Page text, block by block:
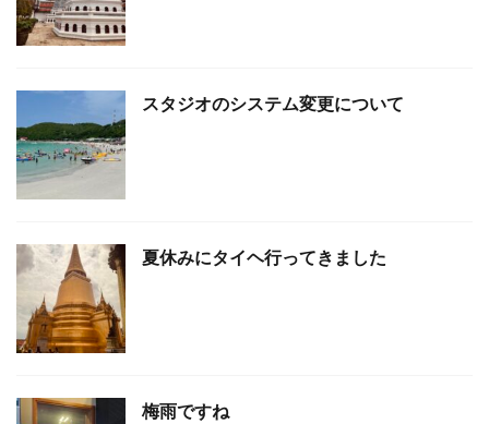
スタジオのシステム変更について
夏休みにタイヘ行ってきました
梅雨ですね